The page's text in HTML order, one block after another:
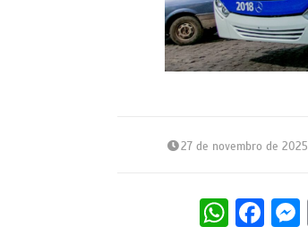
27 de novembro de 2025
W
F